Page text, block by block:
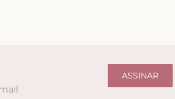
ASSINAR